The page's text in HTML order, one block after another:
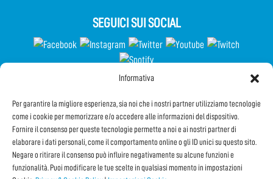
Informativa
Per garantire la migliore esperienza, sia noi che i nostri partner utilizziamo tecnologie
come i cookie per memorizzare e/o accedere alle informazioni del dispositivo.
Fornire il consenso per queste tecnologie permette a noi e ai nostri partner di
elaborare i dati personali, come il comportamento online o gli ID unici su questo sito.
Negare o ritirare il consenso può influire negativamente su alcune funzioni e
funzionalità. Puoi modificare le tue scelte in qualsiasi momento in impostazioni
SEGUICI SUI SOCIAL
Iscriviti alla Newsletter